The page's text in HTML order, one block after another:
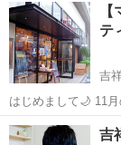
ったいない！！！ これまでに18の国と地域を訪れた私が、旅の情報と
共に英会話のサポー
テ
吉
はじめまして🌙 11月の吉祥寺駅近マンツーマン英会話 予定を掲載して
おります。 2019/11/30(土)
2019/...
東京 武蔵野市
吉